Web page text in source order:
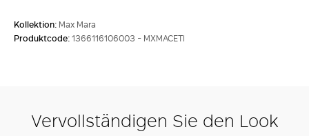
Kollektion: Max Mara
Produktcode:1366116106003 - MXMACETI
Vervollständigen Sie den Look